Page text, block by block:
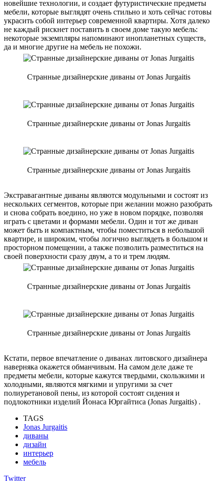
новейшие технологии, и создает футуристические предметы
мебели, которые выглядят очень стильно и хоть сейчас готовы
украсить собой интерьер современной квартиры. Хотя далеко
не каждый рискнет поставить в своем доме такую мебель:
некоторые экземпляры напоминают инопланетных существ,
да и многие другие на мебель не похожи.
Странные дизайнерские диваны от Jonas Jurgaitis
Странные дизайнерские диваны от Jonas Jurgaitis
Странные дизайнерские диваны от Jonas Jurgaitis
Экстравагантные диваны являются модульными и состоят из
нескольких сегментов, которые при желании можно разобрать
и снова собрать воедино, но уже в новом порядке, позволяя
играть с цветами и формами мебели. Один и тот же диван
может быть и компактным, чтобы поместиться в небольшой
квартире, и широким, чтобы логично выглядеть в большом и
просторном помещении, а также позволить разместиться на
своей поверхности сразу двум, а то и трем людям.
Странные дизайнерские диваны от Jonas Jurgaitis
Странные дизайнерские диваны от Jonas Jurgaitis
Кстати, первое впечатление о диванах литовского дизайнера
наверняка окажется обманчивым. На самом деле даже те
предметы мебели, которые кажутся твердыми, скользкими и
холодными, являются мягкими и упругими за счет
полиуретановой пены, из которой состоят сидения и
подлокотники изделий Йонаса Юргайтиса (Jonas Jurgaitis) .
TAGS
Jonas Jurgaitis
диваны
дизайн
интерьер
мебель
Twitter